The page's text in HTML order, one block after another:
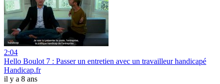
2:04
Hello Boulot 7 : Passer un entretien avec un travailleur handicapé
Handicap.fr
il y a 8 ans